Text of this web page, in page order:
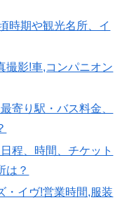
時期や観光名所、イ
撮影!車,コンパニオン
寄り駅・バス料金、
程、時間、チケット
は？
・イヴ!営業時間,服装